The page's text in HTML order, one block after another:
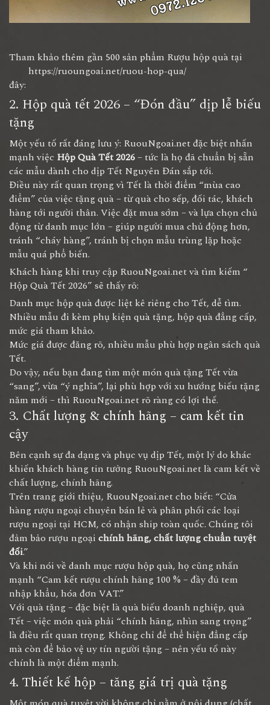
Tham khảo thêm gần 500 sản phẩm Rượu hộp quà tại
đây:
https://ruoungoai.net/ruou-hop-qua/
2. Hộp quà tết 2026 – “Đón đầu” dịp lễ biếu
tặng
Một yếu tố rất đáng lưu ý: RuouNgoai.net đặc biệt nhấn
mạnh việc Hộp Quà Tết 2026– tức là họ đã chuẩn bị sẵn
các mẫu dành cho dịp Tết Nguyên Đán sắp tới.
Điều này rất quan trọng vì Tết là thời điểm “mùa cao
điểm” của việc tặng quà – từ quà cho sếp, đối tác, khách
hàng tới người thân. Việc đặt mua sớm – và lựa chọn chủ
động từ danh mục lớn – giúp người mua chủ động hơn,
tránh “cháy hàng”, tránh bị chọn mẫu trùng lặp hoặc
mẫu quá phổ biến.
Khách hàng khi truy cập RuouNgoai.net và tìm kiếm “
Hộp Quà Tết 2026” sẽ thấy rõ:
Danh mục hộp quà được liệt kê riêng cho Tết, dễ tìm.
Nhiều mẫu đi kèm phụ kiện quà tặng, hộp quà đẳng cấp,
mức giá tham khảo.
Mức giá được đăng rõ, nhiều mẫu phù hợp ngân sách quà
Tết.
Do vậy, nếu bạn đang tìm một món quà tặng Tết vừa
“sang”, vừa “ý nghĩa”, lại phù hợp với xu hướng biếu tặng
năm mới – thì RuouNgoai.net rõ ràng có lợi thế.
3. Chất lượng & chính hãng – cam kết tin
cậy
Bên cạnh sự đa dạng và phục vụ dịp Tết, một lý do khác
khiến khách hàng tin tưởng RuouNgoai.net là cam kết về
chất lượng, chính hãng.
Trên trang giới thiệu, RuouNgoai.net cho biết: “Cửa
hàng rượu ngoại chuyên bán lẻ và phân phối các loại
rượu ngoại tại HCM, có nhận ship toàn quốc. Chúng tôi
đảm bảo rượu ngoại chính hãng, chất lượng chuẩn tuyệt
đối.”
Và khi nói về danh mục rượu hộp quà, họ cũng nhấn
mạnh “Cam kết rượu chính hãng 100 % – đầy đủ tem
nhập khẩu, hóa đơn VAT.”
Với quà tặng – đặc biệt là quà biếu doanh nghiệp, quà
Tết – việc món quà phải “chính hãng, nhìn sang trọng”
là điều rất quan trọng. Không chỉ để thể hiện đẳng cấp
mà còn để bảo vệ uy tín người tặng – nên yếu tố này
chính là một điểm mạnh.
4. Thiết kế hộp – tăng giá trị quà tặng